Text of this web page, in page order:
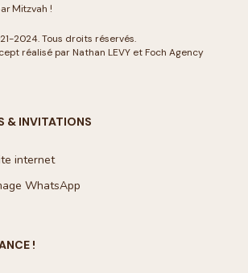
Mitzvah !
2024. Tous droits réservés.
réalisé par Nathan LEVY et Foch Agency
& INVITATIONS
internet
WhatsApp
!